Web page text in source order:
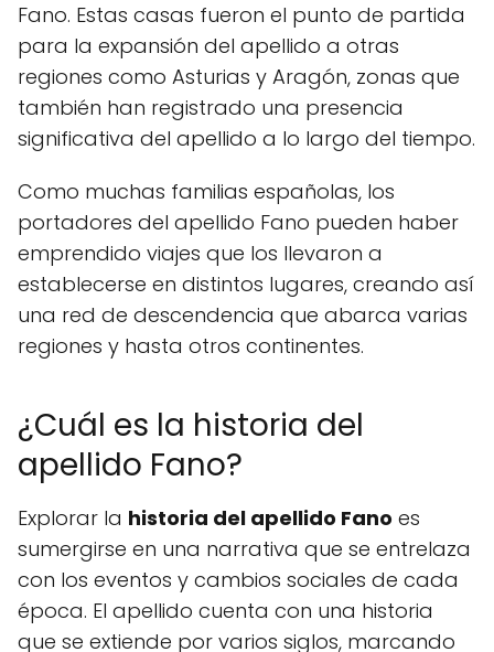
Fano. Estas casas fueron el punto de partida
para la expansión del apellido a otras
regiones como Asturias y Aragón, zonas que
también han registrado una presencia
significativa del apellido a lo largo del tiempo.
Como muchas familias españolas, los
portadores del apellido Fano pueden haber
emprendido viajes que los llevaron a
establecerse en distintos lugares, creando así
una red de descendencia que abarca varias
regiones y hasta otros continentes.
¿Cuál es la historia del
apellido Fano?
Explorar la historia del apellido Fano es
sumergirse en una narrativa que se entrelaza
con los eventos y cambios sociales de cada
época. El apellido cuenta con una historia
que se extiende por varios siglos, marcando